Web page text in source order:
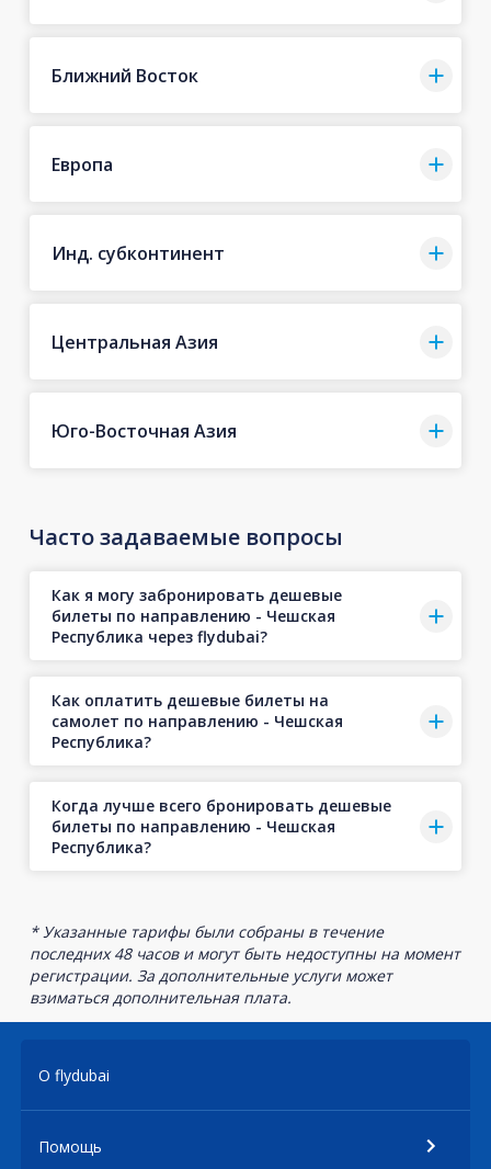
Ближний Восток
Европа
Инд. субконтинент
Центральная Азия
Юго-Восточная Азия
Часто задаваемые вопросы
Как я могу забронировать дешевые
билеты по направлению - Чешская
Республика через flydubai?
Как оплатить дешевые билеты на
самолет по направлению - Чешская
Республика?
Когда лучше всего бронировать дешевые
билеты по направлению - Чешская
Республика?
* Указанные тарифы были собраны в течение
последних 48 часов и могут быть недоступны на момент
регистрации. За дополнительные услуги может
взиматься дополнительная плата.
О flydubai
Помощь